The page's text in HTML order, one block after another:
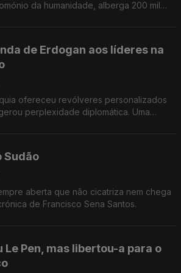
da humanidade, alberga 200 mil
de Erdogan aos líderes na
ofereceu revólveres personalizados
perplexidade diplomática. Uma
Sudão
aberta que não cicatriza nem chega
de Francisco Sena Santos.
Le Pen, mas libertou-a para o